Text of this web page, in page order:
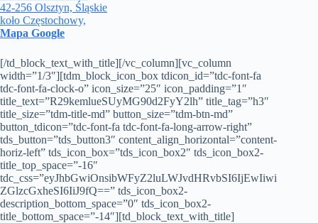
42-256 Olsztyn, Śląskie
koło Częstochowy,
Mapa Google
[/td_block_text_with_title][/vc_column][vc_column
width=”1/3″][tdm_block_icon_box tdicon_id=”tdc-font-fa
tdc-font-fa-clock-o” icon_size=”25″ icon_padding=”1″
title_text=”R29kemlueSUyMG90d2FyY2lh” title_tag=”h3″
title_size=”tdm-title-md” button_size=”tdm-btn-md”
button_tdicon=”tdc-font-fa tdc-font-fa-long-arrow-right”
tds_button=”tds_button3″ content_align_horizontal=”content-
horiz-left” tds_icon_box=”tds_icon_box2″ tds_icon_box2-
title_top_space=”-16″
tdc_css=”eyJhbGwiOnsibWFyZ2luLWJvdHRvbSI6IjEwIiwi
ZGlzcGxheSI6IiJ9fQ==” tds_icon_box2-
description_bottom_space=”0″ tds_icon_box2-
title_bottom_space=”-14″][td_block_text_with_title]